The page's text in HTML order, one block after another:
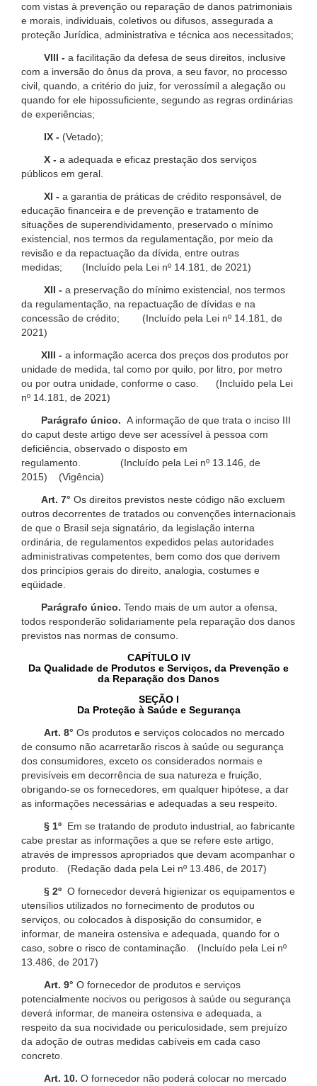
com vistas à prevenção ou reparação de danos patrimoniais
e morais, individuais, coletivos ou difusos, assegurada a
proteção Jurídica, administrativa e técnica aos necessitados;
VIII - a facilitação da defesa de seus direitos, inclusive
com a inversão do ônus da prova, a seu favor, no processo
civil, quando, a critério do juiz, for verossímil a alegação ou
quando for ele hipossuficiente, segundo as regras ordinárias
de experiências;
IX - (Vetado);
X - a adequada e eficaz prestação dos serviços
públicos em geral.
XI - a garantia de práticas de crédito responsável, de
educação financeira e de prevenção e tratamento de
situações de superendividamento, preservado o mínimo
existencial, nos termos da regulamentação, por meio da
revisão e da repactuação da dívida, entre outras
medidas; (Incluído pela Lei nº 14.181, de 2021)
XII - a preservação do mínimo existencial, nos termos
da regulamentação, na repactuação de dívidas e na
concessão de crédito; (Incluído pela Lei nº 14.181, de
2021)
XIII - a informação acerca dos preços dos produtos por
unidade de medida, tal como por quilo, por litro, por metro
ou por outra unidade, conforme o caso. (Incluído pela Lei
nº 14.181, de 2021)
Parágrafo único. A informação de que trata o inciso III
do caput deste artigo deve ser acessível à pessoa com
deficiência, observado o disposto em
regulamento. (Incluído pela Lei nº 13.146, de
2015) (Vigência)
Art. 7° Os direitos previstos neste código não excluem
outros decorrentes de tratados ou convenções internacionais
de que o Brasil seja signatário, da legislação interna
ordinária, de regulamentos expedidos pelas autoridades
administrativas competentes, bem como dos que derivem
dos princípios gerais do direito, analogia, costumes e
eqüidade.
Parágrafo único. Tendo mais de um autor a ofensa,
todos responderão solidariamente pela reparação dos danos
previstos nas normas de consumo.
CAPÍTULO IV
Da Qualidade de Produtos e Serviços, da Prevenção e
da Reparação dos Danos
SEÇÃO I
Da Proteção à Saúde e Segurança
Art. 8° Os produtos e serviços colocados no mercado
de consumo não acarretarão riscos à saúde ou segurança
dos consumidores, exceto os considerados normais e
previsíveis em decorrência de sua natureza e fruição,
obrigando-se os fornecedores, em qualquer hipótese, a dar
as informações necessárias e adequadas a seu respeito.
§ 1º Em se tratando de produto industrial, ao fabricante
cabe prestar as informações a que se refere este artigo,
através de impressos apropriados que devam acompanhar o
produto. (Redação dada pela Lei nº 13.486, de 2017)
§ 2º O fornecedor deverá higienizar os equipamentos e
utensílios utilizados no fornecimento de produtos ou
serviços, ou colocados à disposição do consumidor, e
informar, de maneira ostensiva e adequada, quando for o
caso, sobre o risco de contaminação. (Incluído pela Lei nº
13.486, de 2017)
Art. 9° O fornecedor de produtos e serviços
potencialmente nocivos ou perigosos à saúde ou segurança
deverá informar, de maneira ostensiva e adequada, a
respeito da sua nocividade ou periculosidade, sem prejuízo
da adoção de outras medidas cabíveis em cada caso
concreto.
Art. 10. O fornecedor não poderá colocar no mercado